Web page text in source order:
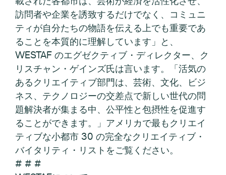
訪問者や企業を誘致するだけでなく、コミュニ
ティが自分たちの物語を伝える上でも重要であ
ることを本質的に理解しています」と、
WESTAF のエグゼクティブ・ディレクター、ク
リスチャン・ゲインズ氏は言います。「活気の
あるクリエイティブ部門は、芸術、文化、ビジ
ネス、テクノロジーの交差点で新しい世代の問
題解決者が集まる中、公平性と包摂性を促進す
ることができます。」アメリカで最もクリエイ
ティブな小都市 30 の完全なクリエイティブ・
バイタリティ・リストをご覧ください。
# # #